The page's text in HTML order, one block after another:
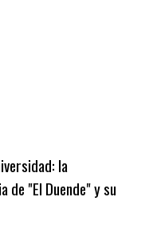
la
de "El Duende" y su